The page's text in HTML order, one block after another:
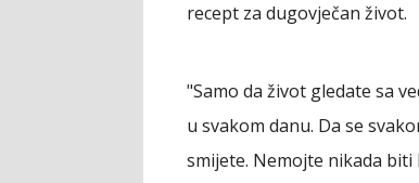
recept za dugovječan život.
"Samo da život gledate sa
u svakom danu. Da se
smijete. Nemojte nikada biti